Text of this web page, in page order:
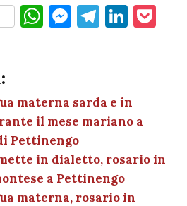
W
A
p
p
M
g
er
T
a
m
Li
dI
n
materna sarda e in
il mese mariano a
Pettinengo
in dialetto, rosario in
a Pettinengo
materna, rosario in